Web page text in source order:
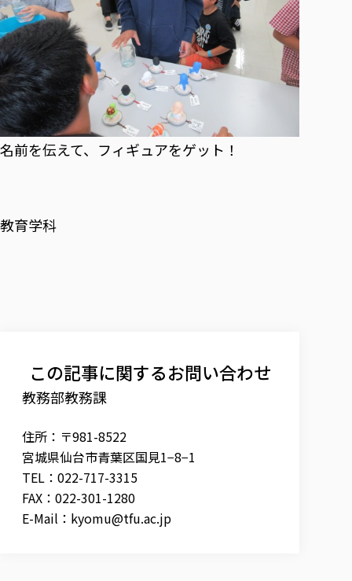
名前を伝えて、フィギュアをゲット！
教育学科
この記事に関するお問い合わせ
教務部教務課
住所：〒981-8522
宮城県仙台市青葉区国見1−8−1
TEL：022-717-3315
FAX：022-301-1280
E-Mail： kyomu@tfu.ac.jp